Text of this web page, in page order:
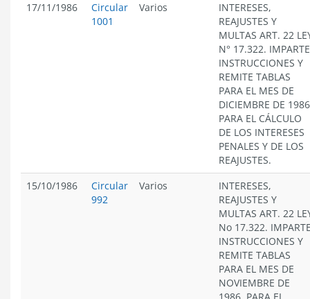
17/11/1986
Circular
1001
Varios
INTERESES,
REAJUSTES Y
MULTAS ART. 22
N° 17.322. IMPARTE
INSTRUCCIONES Y
REMITE TABLAS
PARA EL MES DE
DICIEMBRE DE 1986
PARA EL CÁLCULO
DE LOS INTERESES
PENALES Y DE LOS
REAJUSTES.
15/10/1986
Circular
992
Varios
INTERESES,
REAJUSTES Y
MULTAS ART. 22
No 17.322.
INSTRUCCIONES Y
REMITE TABLAS
PARA EL MES DE
NOVIEMBRE DE